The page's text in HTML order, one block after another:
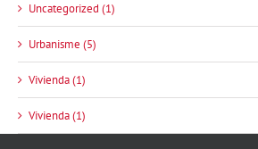
Uncategorized (1)
Urbanisme (5)
Vivienda (1)
Vivienda (1)